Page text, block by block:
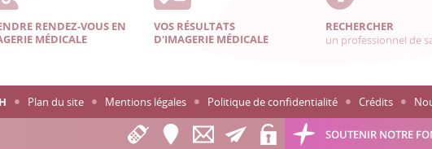
RENDEZ-VOUS EN
MÉDICALE
VOS RÉSULTATS
D'IMAGERIE MÉDICALE
RECHERCHER
un professionnel de
Plan du site Mentions légales Politique de confidentialité Crédits
SOUTENIR NOTRE